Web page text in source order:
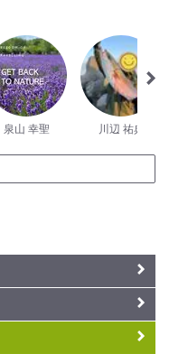
泉山 幸聖 川辺 祐典